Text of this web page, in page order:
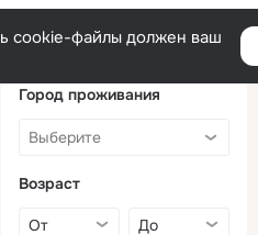
cookie-файлы должен ваш
Город проживания
Возраст